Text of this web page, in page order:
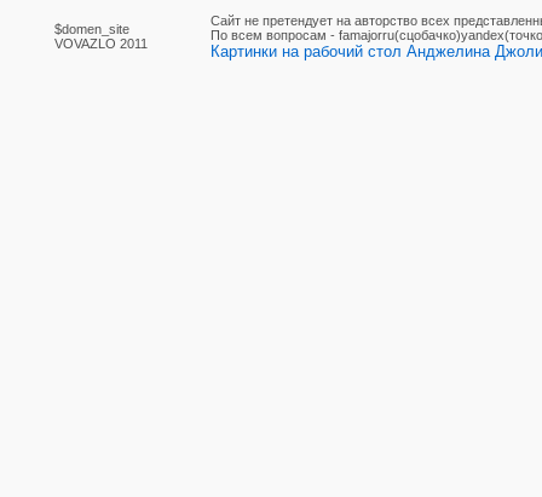
$domen_site
VOVAZLO 2011
Сайт не претендует на авторство всех
По вcем вопросам -
Картинки на рабочий стол Анджелина